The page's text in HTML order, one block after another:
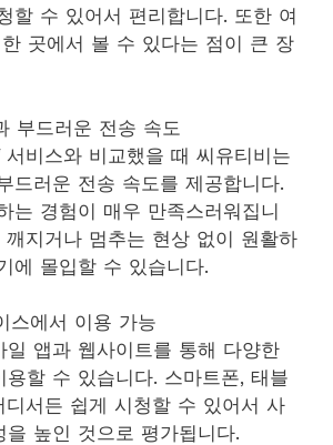
할 수 있어서 편리합니다. 또한 여
곳에서 볼 수 있다는 점이 큰 장
부드러운 전송 속도
비스와 비교했을 때 씨유티비는
드러운 전송 속도를 제공합니다.
는 경험이 매우 만족스러워집니
깨지거나 멈추는 현상 없이 원활하
에 몰입할 수 있습니다.
스에서 이용 가능
일 앱과 웹사이트를 통해 다양한
용할 수 있습니다. 스마트폰, 태블
디서든 쉽게 시청할 수 있어서 사
을 높인 것으로 평가됩니다.